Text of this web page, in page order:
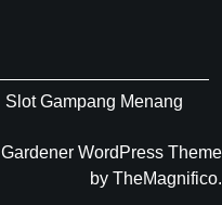
Slot Gampang Menang
Gardener WordPress Theme
by TheMagnifico.